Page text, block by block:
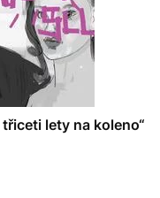
lety na koleno“